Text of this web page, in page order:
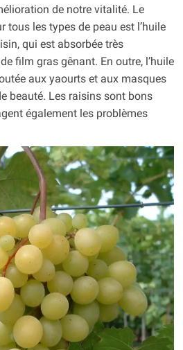
de notre vitalité. Le
tous les types de peau est l’huile
qui est absorbée très
film gras gênant. En outre, l’huile
aux yaourts et aux masques
beauté. Les raisins sont bons
également les problèmes